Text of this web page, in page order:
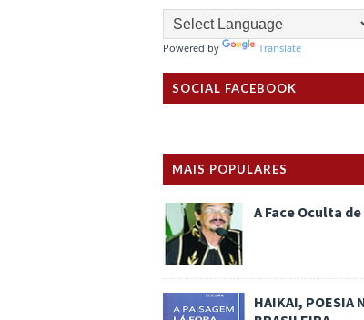
Powered by Translate
SOCIAL FACEBOOK
MAIS POPULARES
A Face Oculta
HAIKAI, POESIA